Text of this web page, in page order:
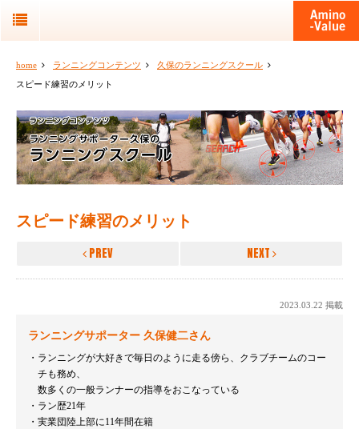
home ランニングコンテンツ
久保のランニングスクール
スピード練習のメリット
スピード練習のメリット
PREV NEXT
2023.03.22 掲載
ランニングサポーター 久保健二さん
ランニングが大好きで毎日のように走る傍ら、クラブチームのコー
チも務め、
数多くの一般ランナーの指導をおこなっている
ラン歴21年
実業団陸上部に11年間在籍